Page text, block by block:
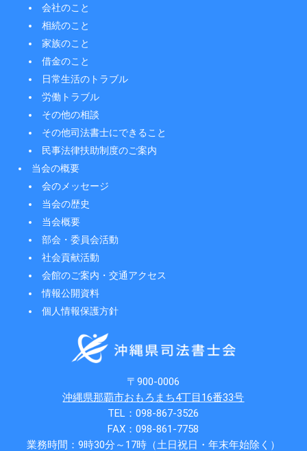
会社のこと
相続のこと
家族のこと
借金のこと
日常生活のトラブル
労働トラブル
その他の相談
その他司法書士にできること
民事法律扶助制度のご案内
当会の概要
会のメッセージ
当会の歴史
当会概要
部会・委員会活動
社会貢献活動
会館のご案内・交通アクセス
情報公開資料
個人情報保護方針
〒900-0006
沖縄県那覇市おもろまち4丁目16番33号
TEL：098-867-3526
FAX：098-861-7758
業務時間：9時30分～17時（土日祝日・年末年始除く）